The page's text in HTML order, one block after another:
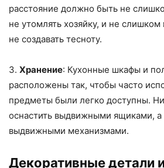
расстояние должно быть не
не утомлять хозяйку, и не
не создавать тесноту.
3. Хранение: Кухонные шкафы и
расположены так, чтобы часто
предметы были легко доступны.
оснастить выдвижными ящиками, а
выдвижными механизмами.
Декоративные детали